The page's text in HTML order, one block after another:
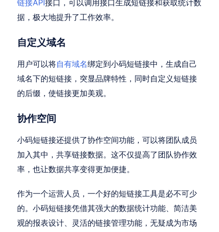
链接API 接口，可以调用接口生成短链接和获取统计数
据，极大地提升了工作效率。
自定义域名
用户可以将自有域名绑定到小码短链接中，生成自己
域名下的短链接，突显品牌特性，同时自定义短链接
的后缀，使链接更加美观。
协作空间
小码短链接还提供了协作空间功能，可以将团队成员
加入其中，共享链接数据。这不仅提高了团队协作效
率，也让数据共享变得更加便捷。
作为一个运营人员，一个好的短链接工具是必不可少
的。小码短链接凭借其强大的数据统计功能、简洁美
观的报表设计、灵活的链接管理功能，无疑成为市场